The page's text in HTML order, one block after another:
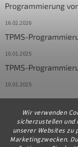
Wir verwenden
sicherzustellen und
unserer Websites zu
Marketingzwecken.
Programmierung
16.02.2026
TPMS-
10.01.2025
TPMS-
10.01.2025
Kontakt
info@diagstore.de